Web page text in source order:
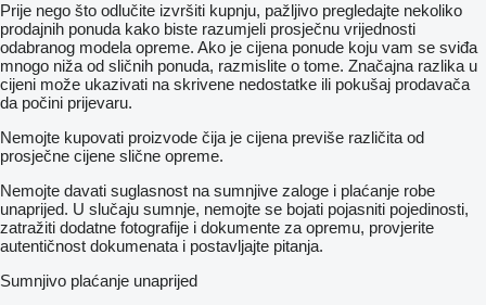
Prije nego što odlučite izvršiti kupnju, pažljivo pregledajte nekoliko
prodajnih ponuda kako biste razumjeli prosječnu vrijednosti
odabranog modela opreme. Ako je cijena ponude koju vam se sviđa
mnogo niža od sličnih ponuda, razmislite o tome. Značajna razlika u
cijeni može ukazivati ​​na skrivene nedostatke ili pokušaj prodavača
da počini prijevaru.
Nemojte kupovati proizvode čija je cijena previše različita od
prosječne cijene slične opreme.
Nemojte davati suglasnost na sumnjive zaloge i plaćanje robe
unaprijed. U slučaju sumnje, nemojte se bojati pojasniti pojedinosti,
zatražiti dodatne fotografije i dokumente za opremu, provjerite
autentičnost dokumenata i postavljajte pitanja.
Sumnjivo plaćanje unaprijed